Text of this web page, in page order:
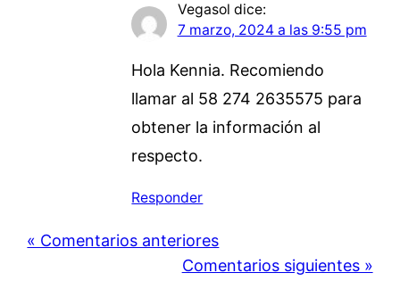
Vegasol dice:
7 marzo, 2024 a las 9:55 pm
Hola Kennia. Recomiendo
llamar al 58 274 2635575 para
obtener la información al
respecto.
Responder
« Comentarios anteriores
Comentarios siguientes »